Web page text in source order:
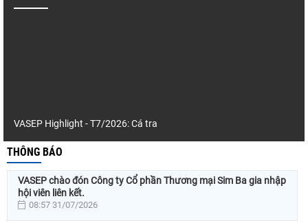
VASEP Highlight - T7/2026: Cá tra
THÔNG BÁO
VASEP chào đón Công ty Cổ phần Thương mại Sim Ba gia nhập
hội viên liên kết.
08:57 31/07/2026